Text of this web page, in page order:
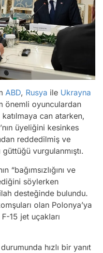
ABD, Rusya ile Ukrayna
önemli oyunculardan
can atarken,
üyeliğini kesinkes
reddedilmiş ve
güttüğü vurgulanmıştı.
“bağımsızlığını ve
söylerken
desteğinde bulundu.
olan Polonya’ya
F-15 jet uçakları
hızlı bir yanıt